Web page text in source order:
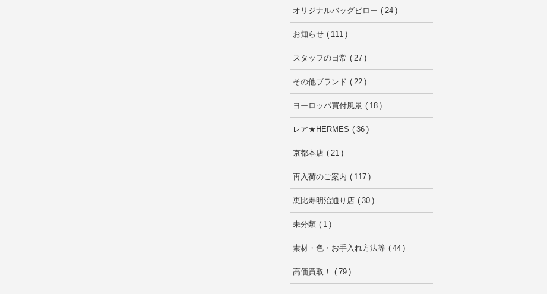
オリジナルバッグピロー 24
お知らせ 111
スタッフの日常 27
その他ブランド 22
ヨーロッパ買付風景 18
レア★HERMES 36
京都本店 21
再入荷のご案内 117
恵比寿明治通り店 30
未分類 1
素材・色・お手入れ方法等 44
高価買取！ 79